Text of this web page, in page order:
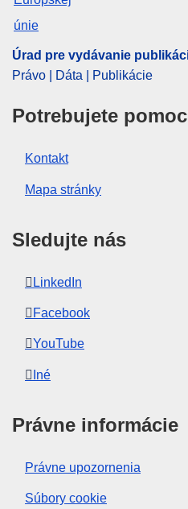
PDF
Released on EU publications
Úrad pre vydávanie
Právo | Dáta | Publikácie
Potrebujete
Kontakt
Mapa stránky
Sledujte nás
LinkedIn
Facebook
YouTube
Iné
Právne informácie
Právne upozornenia
Súbory cookie